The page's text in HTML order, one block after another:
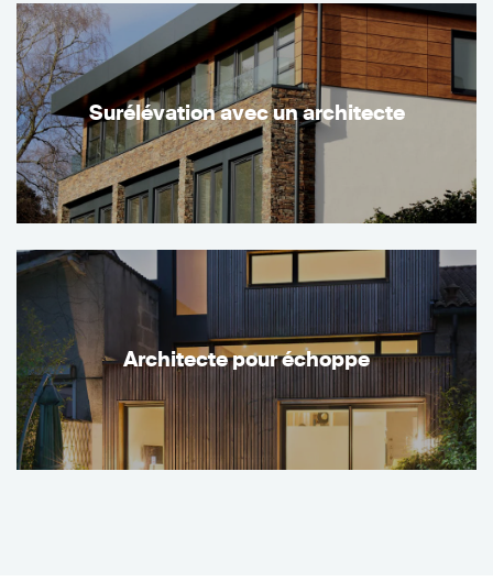
Surélévation avec un architecte
Architecte pour échoppe